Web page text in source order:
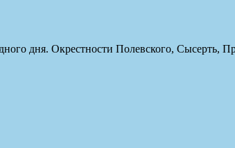
дня. Окрестности Полевского, Сысерть,